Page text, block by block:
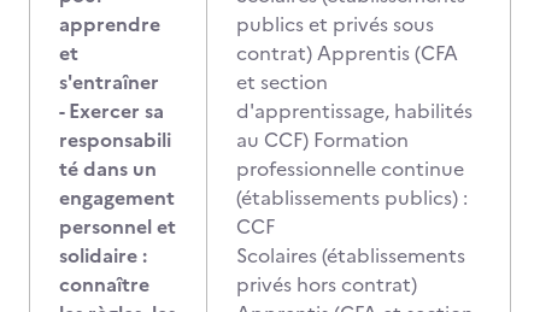
apprendre
et
s'entraîner
- Exercer sa
responsabili
té dans un
engagement
personnel et
solidaire :
connaître
publics et privés sous
contrat) Apprentis (CFA
et section
d'apprentissage, habilités
au CCF) Formation
professionnelle continue
(établissements publics) :
CCF
Scolaires (établissements
privés hors contrat)